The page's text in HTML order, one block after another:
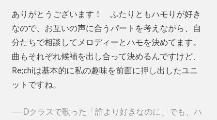
ありがとうございます！ ふたりともハモりが好き
なので、お互いの声に合うパートを考えながら、自
分たちで相談してメロディーとハモを決めてます。
曲もそれぞれ候補を出し合って決めるんですけど、
Re;chiは基本的に私の趣味を前面に押し出したユニ
ットですね。
──Dクラスで歌った「誰より好きなのに」でも、ハ